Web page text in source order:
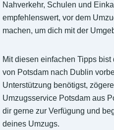
Nahverkehr, Schulen und
empfehlenswert, vor dem
machen, um dich mit der
Mit diesen einfachen Tipps
von Potsdam nach Dublin
Unterstützung benötigst,
Umzugsservice Potsdam aus
dir gerne zur Verfügung und
deines Umzugs.